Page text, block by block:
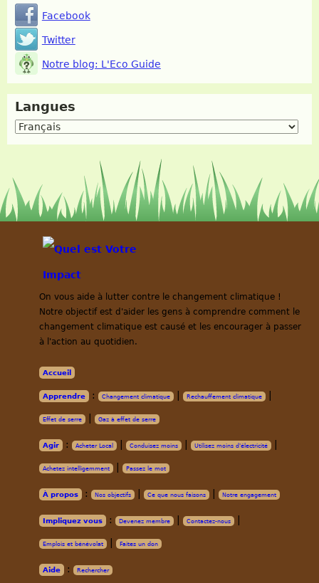
Facebook
Twitter
Notre blog: L'Eco Guide
Langues
On vous aide à lutter contre le changement climatique !
Notre objectif est d'aider les gens à comprendre comment le
changement climatique est causé et les encourager à passer
à l'action au quotidien.
Accueil
Apprendre : Changement climatique Rechauffement climatique
Effet de serre Gaz à effet de serre
Agir : Acheter Local Conduisez moins Utilisez moins d'électricité
Achetez intelligemment Passez le mot
À propos : Nos objectifs Ce que nous faisons Notre engagement
Impliquez vous : Devenez membre Contactez-nous
Emplois et bénévolat Faites un don
Aide : Rechercher